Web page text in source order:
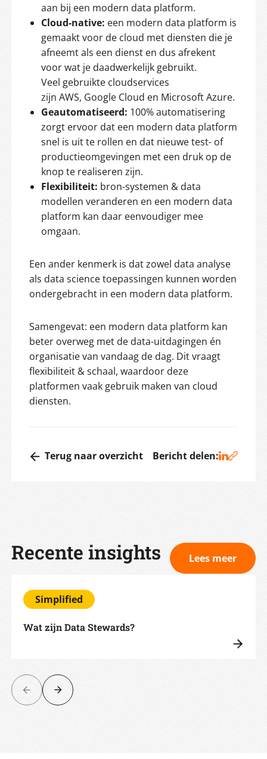
aan bij een modern data platform.
Cloud-native: een modern data platform is
gemaakt voor de cloud met diensten die je
afneemt als een dienst en dus afrekent
voor wat je daadwerkelijk gebruikt.
Veel gebruikte cloudservices
zijn AWS, Google Cloud en Microsoft Azure.
Geautomatiseerd: 100% automatisering
zorgt ervoor dat een modern data platform
snel is uit te rollen en dat nieuwe test- of
productieomgevingen met een druk op de
knop te realiseren zijn.
Flexibiliteit: bron-systemen & data
modellen veranderen en een modern data
platform kan daar eenvoudiger mee
omgaan.
Een ander kenmerk is dat zowel data analyse
als data science toepassingen kunnen worden
ondergebracht in een modern data platform.
Samengevat: een modern data platform kan
beter overweg met de data-uitdagingen én
organisatie van vandaag de dag. Dit vraagt
flexibiliteit & schaal, waardoor deze
platformen vaak gebruik maken van cloud
diensten.
Terug naar overzicht Bericht delen:
Recente insights Lees meer
Simplified
Wat zijn Data Stewards?